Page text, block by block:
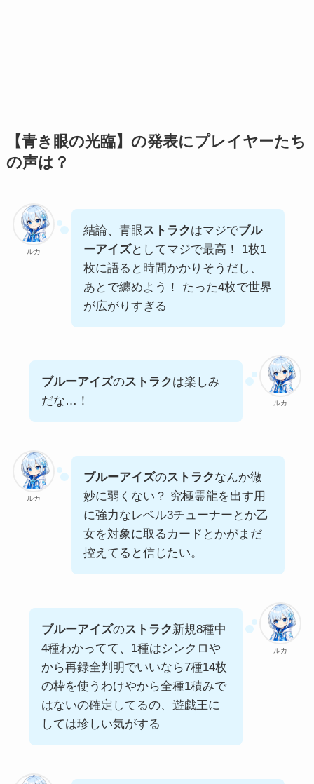
【青き眼の光臨】の発表にプレイヤーたち
の声は？
ルカ
結論、青眼ストラクはマジでブル
ーアイズとしてマジで最高！ 1枚1
枚に語ると時間かかりそうだし、
あとで纏めよう！ たった4枚で世界
が広がりすぎる
ルカ
ブルーアイズのストラクは楽しみ
だな…！
ルカ
ブルーアイズのストラクなんか微
妙に弱くない？ 究極霊龍を出す用
に強力なレベル3チューナーとか乙
女を対象に取るカードとかがまだ
控えてると信じたい。
ルカ
ブルーアイズのストラク新規8種中
4種わかってて、1種はシンクロや
から再録全判明でいいなら7種14枚
の枠を使うわけやから全種1積みで
はないの確定してるの、遊戯王に
しては珍しい気がする